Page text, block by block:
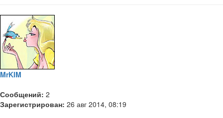
MrKIM
Сообщений: 2
Зарегистрирован: 26 авг 2014, 08:19